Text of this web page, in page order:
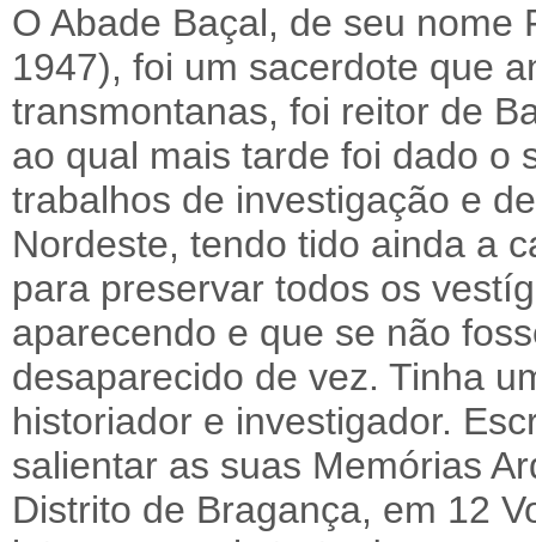
O Abade Baçal, de seu nome
1947), foi um sacerdote que
transmontanas, foi reitor de
ao qual mais tarde foi dado o
trabalhos de investigação e
Nordeste, tendo tido ainda a
para preservar todos os
aparecendo e que se não
desaparecido de vez. Tinha
historiador e investigador.
salientar as suas Memórias
Distrito de Bragança, em 12